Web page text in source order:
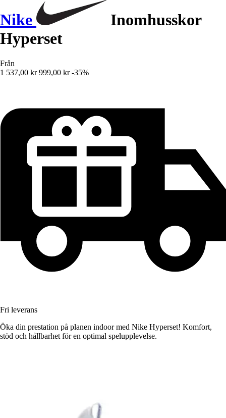
Nike
Inomhusskor
Hyperset
Från
1 537,00 kr 999,00 kr -35%
Fri leverans
Öka din prestation på planen indoor med Nike Hyperset! Komfort,
stöd och hållbarhet för en optimal spelupplevelse.